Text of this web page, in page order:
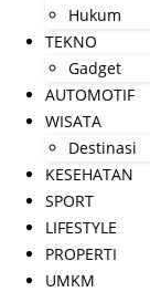
Hukum
TEKNO
Gadget
AUTOMOTIF
WISATA
Destinasi
KESEHATAN
SPORT
LIFESTYLE
PROPERTI
UMKM